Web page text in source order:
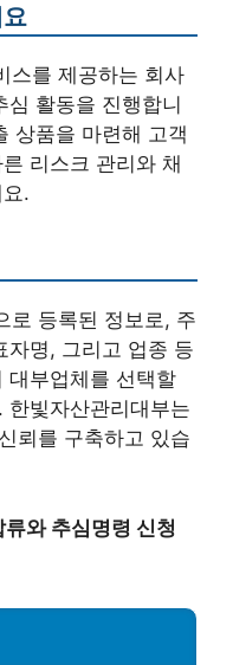
스를 제공하는 회사
활동을 진행합니
상품을 마련해 고객
리스크 관리와 채
.
로 등록된 정보로, 주
자명, 그리고 업종 등
대부업체를 선택할
한빛자산관리대부는
뢰를 구축하고 있습
와 추심명령 신청